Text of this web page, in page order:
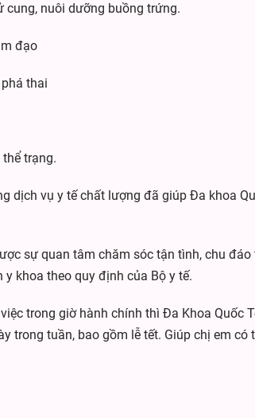
cung, nuôi dưỡng buồng trứng.
đạo
thai
trạng.
dịch vụ y tế chất lượng đã giúp Đa khoa
sự quan tâm chăm sóc tận tình, chu
khoa theo quy định của Bộ y tế.
trong giờ hành chính thì Đa Khoa
trong tuần, bao gồm lễ tết. Giúp chị em